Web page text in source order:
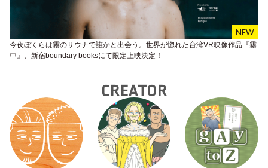
今夜ぼくらは霧のサウナで誰かと出会う。世界が惚れた台湾VR映像作品『霧
中』、新宿boundary booksにて限定上映決定！
CREATOR